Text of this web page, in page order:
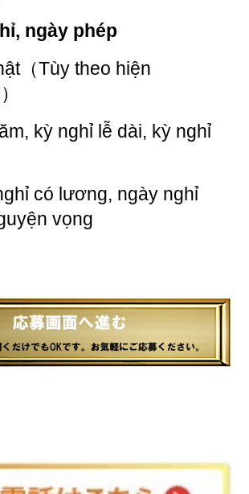
ngày phép
（Tùy theo hiện
）
kỳ nghỉ lễ dài, kỳ nghỉ
có lương, ngày nghỉ
vọng